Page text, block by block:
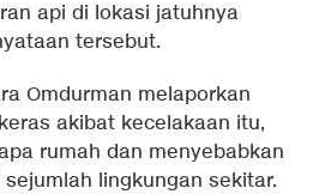
api di lokasi jatuhnya
tersebut.
Omdurman melaporkan
akibat kecelakaan itu,
rumah dan menyebabkan
lingkungan sekitar.